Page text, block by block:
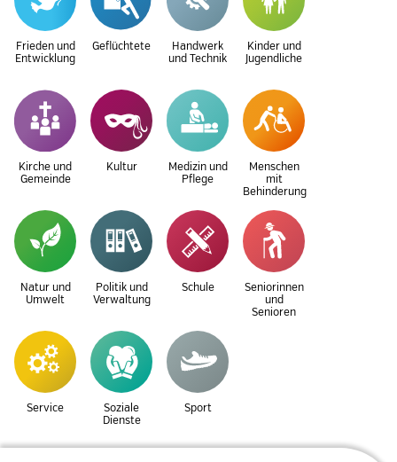
Frieden und
Entwicklung
Geflüchtete
Handwerk
und Technik
Kinder und
Jugendliche
Kirche und
Gemeinde
Kultur
Medizin und
Pflege
Menschen
mit
Behinderung
Natur und
Umwelt
Politik und
Verwaltung
Schule
Seniorinnen
und
Senioren
Service
Soziale
Dienste
Sport